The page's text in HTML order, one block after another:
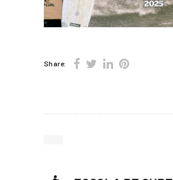
Share: